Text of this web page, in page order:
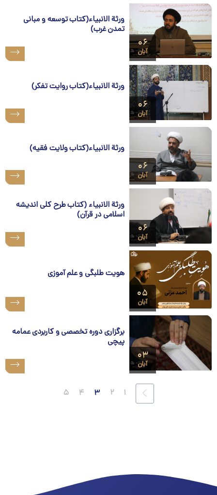
۰۶
آبان
ورثة الانبیاء(کتاب توسعه و مبانی
تمدن غرب)
۰۶
آبان
ورثة الانبیاء(کتاب روایت تفکر)
۰۶
آبان
ورثة الانبیاء(کتاب ولایت فقیه)
۰۶
آبان
ورثة الانبیاء (کتاب طرح کلی اندیشه
اسلامی در قرآن)
۰۵
آبان
هویت طلبگی و علم آموزی
۰۳
آبان
برگزاری دوره تخصصی و کاربردی عمامه
پیچی
۱ ۴ ۵